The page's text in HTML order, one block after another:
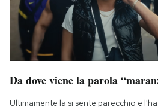
Da dove viene la parola
Ultimamente la si sente parecchio e